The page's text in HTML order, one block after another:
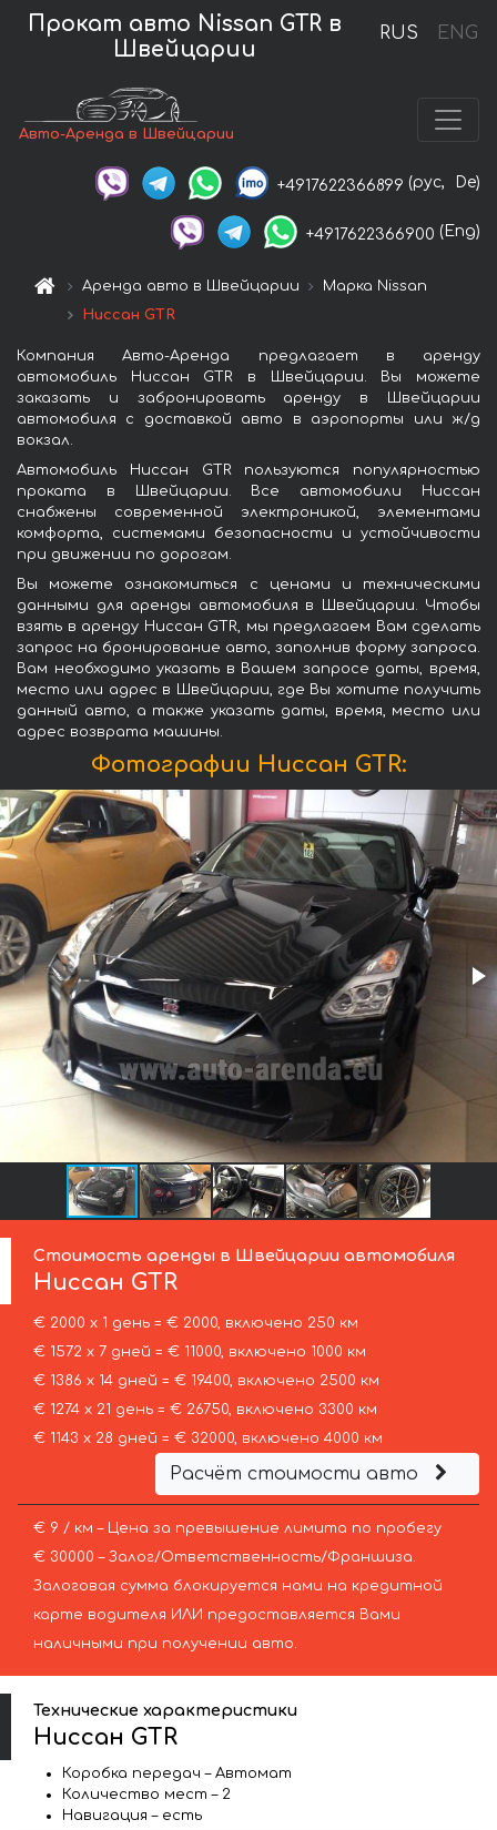
RUS ENG
Прокат авто Nissan GTR в
Швейцарии
Авто-Аренда в Швейцарии
+4917622366899 (рус, De)
+4917622366900 (Eng)
Аренда авто в Швейцарии
Марка Nissan
Ниссан GTR
Компания Авто-Аренда предлагает в аренду
автомобиль Ниссан GTR в Швейцарии. Вы можете
заказать и забронировать аренду в Швейцарии
автомобиля с доставкой авто в аэропорты или ж/д
вокзал.
Автомобиль Ниссан GTR пользуются популярностью
проката в Швейцарии. Все автомобили Ниссан
снабжены современной электроникой, элементами
комфорта, системами безопасности и устойчивости
при движении по дорогам.
Вы можете ознакомиться с ценами и техническими
данными для аренды автомобиля в Швейцарии. Чтобы
взять в аренду Ниссан GTR, мы предлагаем Вам сделать
запрос на бронирование авто, заполнив форму запроса.
Вам необходимо указать в Вашем запросе даты, время,
место или адрес в Швейцарии, где Вы хотите получить
данный авто, а также указать даты, время, место или
адрес возврата машины.
Фотографии Ниссан GTR:
Стоимость аренды в Швейцарии автомобиля
Ниссан GTR
€ 2000 х 1 день = € 2000, включено 250 км
€ 1572 х 7 дней = € 11000, включено 1000 км
€ 1386 х 14 дней = € 19400, включено 2500 км
€ 1274 х 21 день = € 26750, включено 3300 км
€ 1143 х 28 дней = € 32000, включено 4000 км
Расчёт стоимости авто
€ 9 / км – Цена за превышение лимита по пробегу
€ 30000 – Залог/Ответственность/Франшиза.
Залоговая сумма блокируется нами на кредитной
карте водителя ИЛИ предоставляется Вами
наличными при получении авто.
Технические характеристики
Ниссан GTR
Коробка передач – Автомат
Количество мест – 2
Навигация – есть